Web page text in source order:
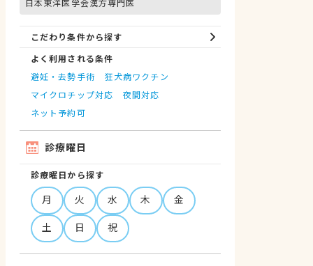
日本東洋医学会漢方専門医
こだわり条件から探す
よく利用される条件
避妊・去勢手術
狂犬病ワクチン
マイクロチップ対応
夜間対応
ネット予約可
診療曜日
診療曜日から探す
月 火 水 木
金
土
日 祝